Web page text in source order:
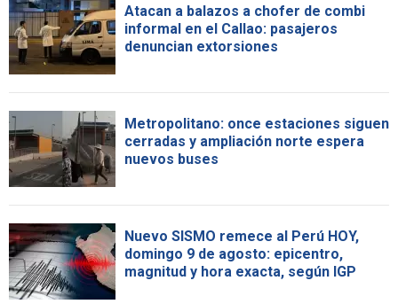
Atacan a balazos a chofer de combi
informal en el Callao: pasajeros
denuncian extorsiones
Metropolitano: once estaciones siguen
cerradas y ampliación norte espera
nuevos buses
Nuevo SISMO remece al Perú HOY,
domingo 9 de agosto: epicentro,
magnitud y hora exacta, según IGP